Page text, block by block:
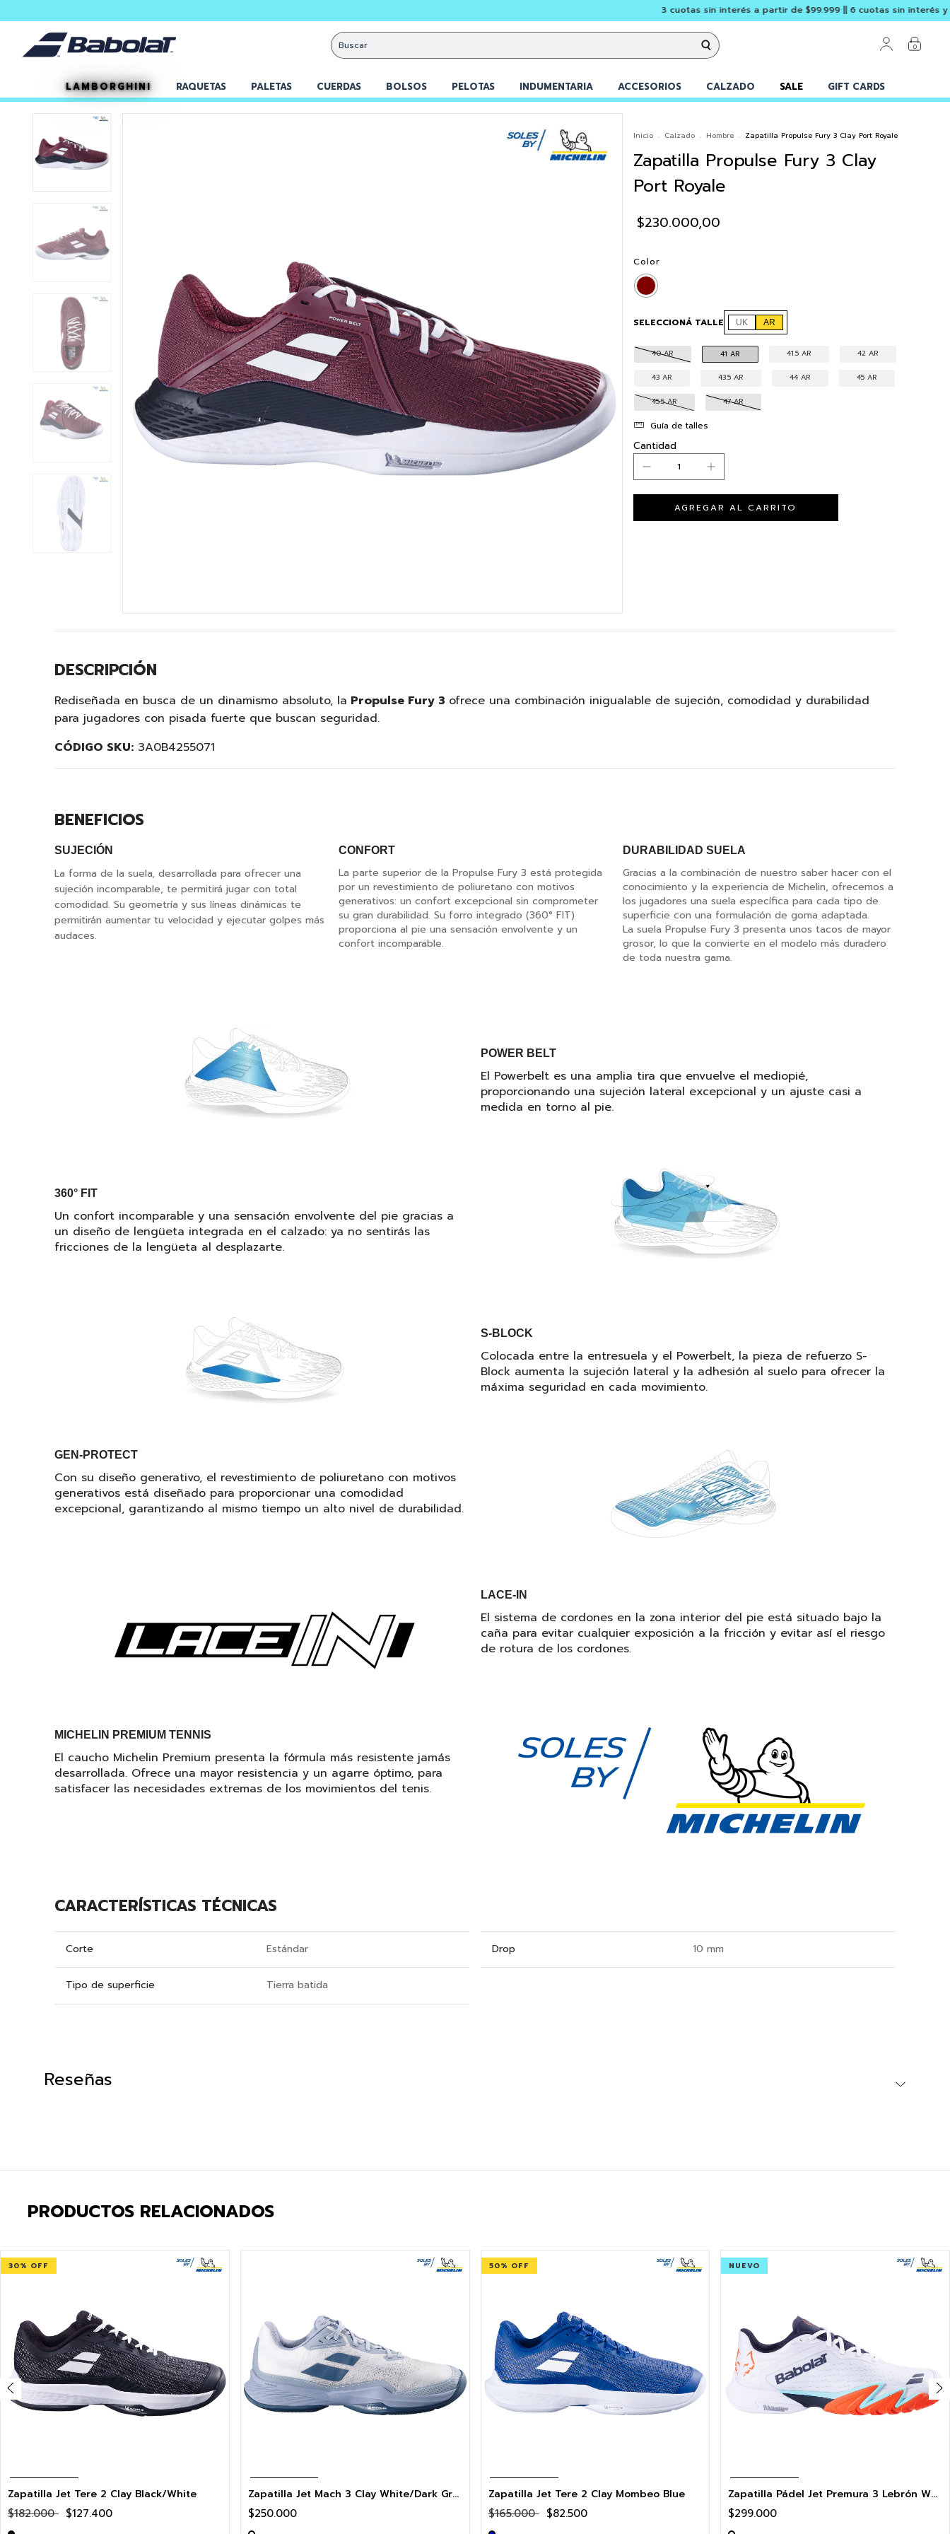
3 cuotas sin interés a partir de $99.999 || 6 cuotas sin interés y envío
0
LAMBORGHINI RAQUETAS PALETAS CUERDAS BOLSOS PELOTAS INDUMENTARIA ACCESORIOS CALZADO SALE GIFT CARDS
Inicio . Calzado . Hombre . Zapatilla Propulse Fury 3 Clay Port Royale
Zapatilla Propulse Fury 3 Clay
Port Royale
$230.000,00
Color
SELECCIONÁ TALLE UK AR
40 AR 41 AR 41.5 AR 42 AR
43 AR 43.5 AR 44 AR 45 AR
45.5 AR 47 AR
Guía de talles
Cantidad
DESCRIPCIÓN
Rediseñada en busca de un dinamismo absoluto, la Propulse Fury 3 ofrece una combinación inigualable de sujeción, comodidad y durabilidad
para jugadores con pisada fuerte que buscan seguridad.
CÓDIGO SKU: 3A0B4255071
BENEFICIOS
SUJECIÓN
La forma de la suela, desarrollada para ofrecer una
sujeción incomparable, te permitirá jugar con total
comodidad. Su geometría y sus líneas dinámicas te
permitirán aumentar tu velocidad y ejecutar golpes más
audaces.
CONFORT
La parte superior de la Propulse Fury 3 está protegida
por un revestimiento de poliuretano con motivos
generativos: un confort excepcional sin comprometer
su gran durabilidad. Su forro integrado (360° FIT)
proporciona al pie una sensación envolvente y un
confort incomparable.
DURABILIDAD SUELA
Gracias a la combinación de nuestro saber hacer con el
conocimiento y la experiencia de Michelin, ofrecemos a
los jugadores una suela específica para cada tipo de
superficie con una formulación de goma adaptada.
La suela Propulse Fury 3 presenta unos tacos de mayor
grosor, lo que la convierte en el modelo más duradero
de toda nuestra gama.
POWER BELT
El Powerbelt es una amplia tira que envuelve el mediopié,
proporcionando una sujeción lateral excepcional y un ajuste casi a
medida en torno al pie.
360° FIT
Un confort incomparable y una sensación envolvente del pie gracias a
un diseño de lengüeta integrada en el calzado: ya no sentirás las
fricciones de la lengüeta al desplazarte.
S-BLOCK
Colocada entre la entresuela y el Powerbelt, la pieza de refuerzo S-
Block aumenta la sujeción lateral y la adhesión al suelo para ofrecer la
máxima seguridad en cada movimiento.
GEN-PROTECT
Con su diseño generativo, el revestimiento de poliuretano con motivos
generativos está diseñado para proporcionar una comodidad
excepcional, garantizando al mismo tiempo un alto nivel de durabilidad.
LACE-IN
El sistema de cordones en la zona interior del pie está situado bajo la
caña para evitar cualquier exposición a la fricción y evitar así el riesgo
de rotura de los cordones.
MICHELIN PREMIUM TENNIS
El caucho Michelin Premium presenta la fórmula más resistente jamás
desarrollada. Ofrece una mayor resistencia y un agarre óptimo, para
satisfacer las necesidades extremas de los movimientos del tenis.
CARACTERÍSTICAS TÉCNICAS
Corte Estándar Drop 10 mm
Tipo de superficie Tierra batida
Reseñas
PRODUCTOS RELACIONADOS
30% OFF
Zapatilla Jet Tere 2 Clay Black/White
$182.000 $127.400
Zapatilla Jet Mach 3 Clay White/Dark Grey
$250.000
50% OFF
Zapatilla Jet Tere 2 Clay Mombeo Blue
$165.000 $82.500
NUEVO
Zapatilla Pádel Jet Premura 3 Lebrón White/Orange
$299.000